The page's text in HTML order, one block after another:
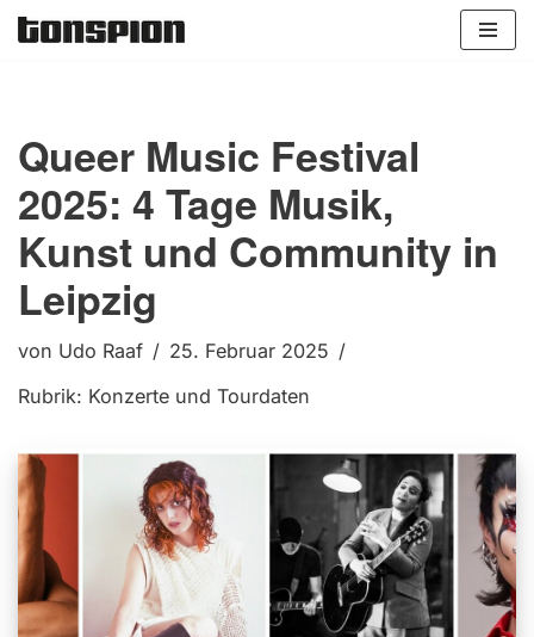
Queer Music Festival
2025: 4 Tage Musik,
Kunst und Community in
Leipzig
von Udo Raaf
25. Februar 2025
Rubrik: Konzerte und Tourdaten